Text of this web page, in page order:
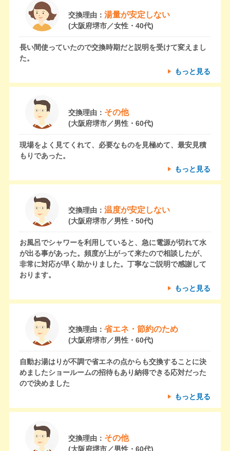
交換理由： 湯量が安定しない
(大阪府堺市／女性・40代)
長い間使っていたので交換時期だと説明を受けて変えまし
た。
もっと見る
交換理由： その他
(大阪府堺市／男性・60代)
現場をよく見てくれて、必要なものを見極めて、最安見積
もりであった。
もっと見る
交換理由： 温度が安定しない
(大阪府堺市／男性・50代)
お風呂でシャワーを利用していると、急に電源が切れて水
が出る事があった。頻度が上がって来たので相談したが、
非常に対応が早く助かりました。丁寧なご説明で感謝して
おります。
もっと見る
交換理由： 省エネ・節約のため
(大阪府堺市／男性・60代)
自動お湯はりが不調で省エネの点からも交換することに決
めましたショールームの招待もあり納得できる応対だった
ので決めました
もっと見る
交換理由： その他
(大阪府堺市／男性・60代)